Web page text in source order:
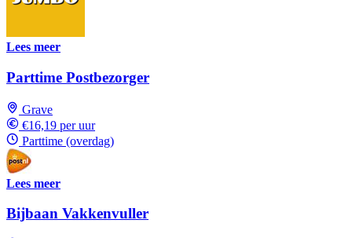
Lees meer
Parttime Postbezorger
Grave
€16,19 per uur
Parttime (overdag)
Lees meer
Bijbaan Vakkenvuller